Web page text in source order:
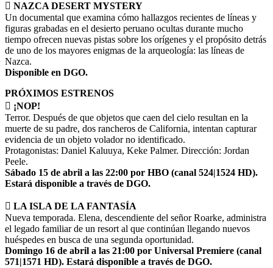
 NAZCA DESERT MYSTERY
Un documental que examina cómo hallazgos recientes de líneas y
figuras grabadas en el desierto peruano ocultas durante mucho
tiempo ofrecen nuevas pistas sobre los orígenes y el propósito detrás
de uno de los mayores enigmas de la arqueología: las líneas de
Nazca.
Disponible en DGO.
PRÓXIMOS ESTRENOS
 ¡NOP!
Terror. Después de que objetos que caen del cielo resultan en la
muerte de su padre, dos rancheros de California, intentan capturar
evidencia de un objeto volador no identificado.
Protagonistas: Daniel Kaluuya, Keke Palmer. Dirección: Jordan
Peele.
Sábado 15 de abril a las 22:00 por HBO (canal 524|1524 HD).
Estará disponible a través de DGO.
 LA ISLA DE LA FANTASÍA
Nueva temporada. Elena, descendiente del señor Roarke, administra
el legado familiar de un resort al que continúan llegando nuevos
huéspedes en busca de una segunda oportunidad.
Domingo 16 de abril a las 21:00 por Universal Premiere (canal
571|1571 HD). Estará disponible a través de DGO.